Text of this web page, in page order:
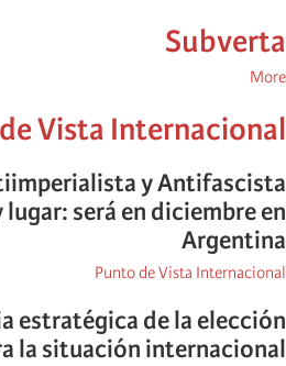
comuna
Subverta
More
Subverta
Vista Internacional
y Antifascista
será en diciembre en
Argentina
Punto de Vista Internacional
estratégica de la elección
la situación internacional